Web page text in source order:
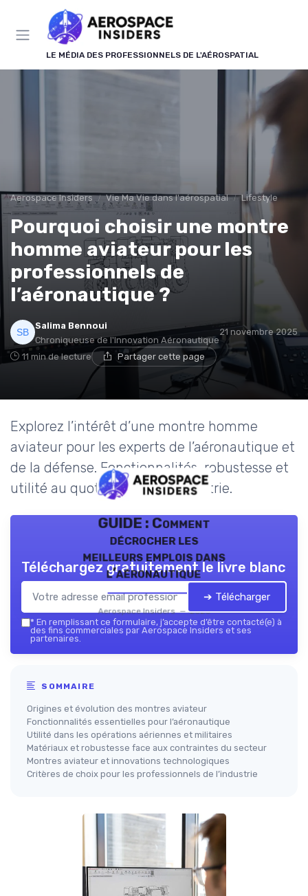
LE MÉDIA DES PROFESSIONNELS DE L'AÉROSPATIAL
Aerospace Insiders Vie Ma Vie dans l'aérospatial Lifestyle
Pourquoi choisir une montre
homme aviateur pour les
professionnels de
l’aéronautique ?
Salima Bennoui
Chroniqueuse de l'Innovation Aéronautique
21 novembre 2025
11 min de lecture Partager cette page
Explorez l’intérêt d’une montre homme
aviateur pour les experts de l’aéronautique et
de la défense. Fonctionnalités, robustesse et
utilité au quotidien dans l’industrie.
GUIDE : Comment
décrocher les
meilleurs emplois dans
l’aéronautique
Aerospace Insiders — 2026
Téléchargez gratuitement le livre blanc
➔ Télécharger
* En remplissant ce formulaire, j’accepte d’être contacté(e) à
des fins commerciales par Aerospace Insiders et ses
partenaires.
SOMMAIRE
Origines et évolution des montres aviateur
Fonctionnalités essentielles pour l’aéronautique
Utilité dans les opérations aériennes et militaires
Matériaux et robustesse face aux contraintes du secteur
Montres aviateur et innovations technologiques
Critères de choix pour les professionnels de l’industrie
Panneau de gestion des cookies